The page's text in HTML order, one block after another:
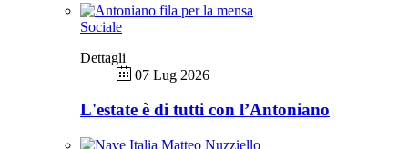
Sociale
Dettagli
07 Lug 2026
L'estate è di tutti con l’Antoniano